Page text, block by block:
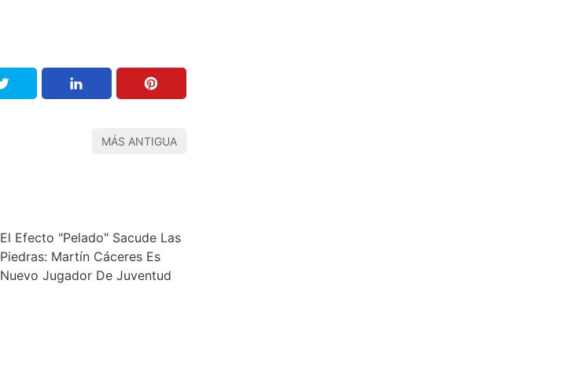
MÁS ANTIGUA
El Efecto "Pelado" Sacude Las
Piedras: Martín Cáceres Es
Nuevo Jugador De Juventud